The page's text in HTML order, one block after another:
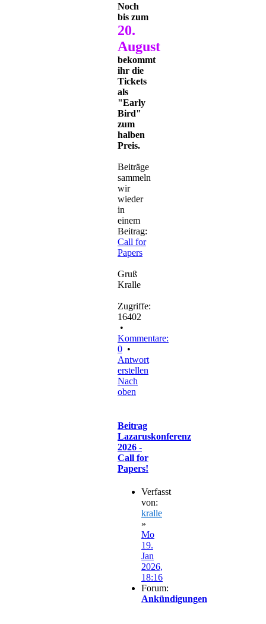
Noch
bis zum
20.
August
bekommt
ihr die
Tickets
als
"Early
Bird"
zum
halben
Preis.
Beiträge
sammeln
wir
wieder
in
einem
Beitrag:
Call for
Papers
Gruß
Kralle
Zugriffe:
16402
•
Kommentare:
0 •
Antwort
erstellen
Nach
oben
Beitrag
Lazaruskonferenz
2026 -
Call for
Papers!
Verfasst
von:
kralle
»
Mo
19.
Jan
2026,
18:16
Forum:
Ankündigungen